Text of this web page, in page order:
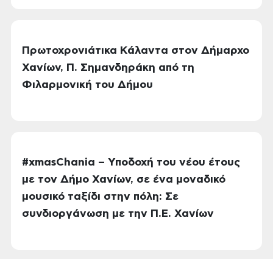
Πρωτοχρονιάτικα Κάλαντα στον Δήμαρχο
Χανίων, Π. Σημανδηράκη από τη
Φιλαρμονική του Δήμου
#xmasChania – Υποδοχή του νέου έτους
με τον Δήμο Χανίων, σε ένα μοναδικό
μουσικό ταξίδι στην πόλη: Σε
συνδιοργάνωση με την Π.Ε. Χανίων